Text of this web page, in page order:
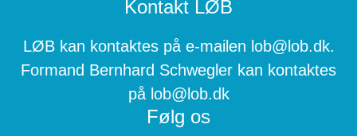
Kontakt LØB
LØB kan kontaktes på e-mailen lob@lob.dk.
Formand Bernhard Schwegler kan kontaktes
på lob@lob.dk
Følg os